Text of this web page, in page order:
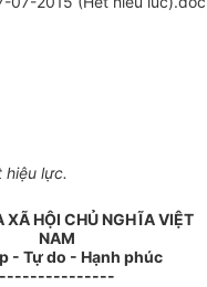
hiệu lực.
XÃ HỘI CHỦ NGHĨA VIỆT
NAM
- Tự do - Hạnh phúc
---------------